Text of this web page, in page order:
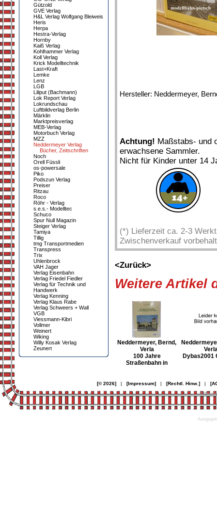
Gützold
GVE Verlag
H&L Verlag Wolfgang Bleiweis
Heris
Herpa
Hestra-Verlag
Hornby
Kaiß Verlag
Kohlhammer Verlag
Koll Verlag
Krick Modelltechnik
Last+Kraft
Lemke
Lenz
LGB
Liliput (Bachmann)
Lok Report Verlag
Lokrundschau
Luftbildverlag Berlin
Märklin
Marktpreisverlag
MEB-Verlag
Motorbuch Verlag
MZZ
Neddermeyer Verlag
Bücher, Zeitschriften
Noch
Orell Füssli
os-powersale
Piko
Podszun Verlag
Preiser
Ritzau
Roco
Röhr - Verlag
s.e.s.- Modelltec
Schuco
Spur Null Magazin
Steiger Verlag
Tamiya
Tillig
tmg Transportmedien
Transpress
Trix
Uhlenbrock
VAH Jager
Verlag Eisenbahn
Verlag Friedel Fiedler
Verlag für Technik und
Handwerk
Verlag Kenning
Verlag Klaus Rabe
Verlag Schweers + Wall
VGB
Viessmann-Kibri
Vollmer
Weinert
Wiking
Willy Kosak Verlag
Zeunert
Hersteller: Neddermeyer,
Achtung! Maßstabs- und
erwachsene Sammler.
Nicht für Kinder unter 14
(*) Lieferzeit ca. 2-3
Zwischenverkauf
<Zurück>
Weitere Artikel
Neddermeyer, Bernd,
Verla
100 Jahre
Straßenbahn in
Dybas2001
[© 2026]| [Impressum]| [Rechtl. Hinw.]|
©